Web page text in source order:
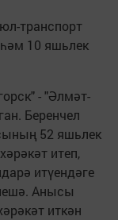
транспорт
10 яшьлек
- "Әлмәт-
Беренчел
52 яшьлек
итеп,
итүендәге
Анысы
иткән